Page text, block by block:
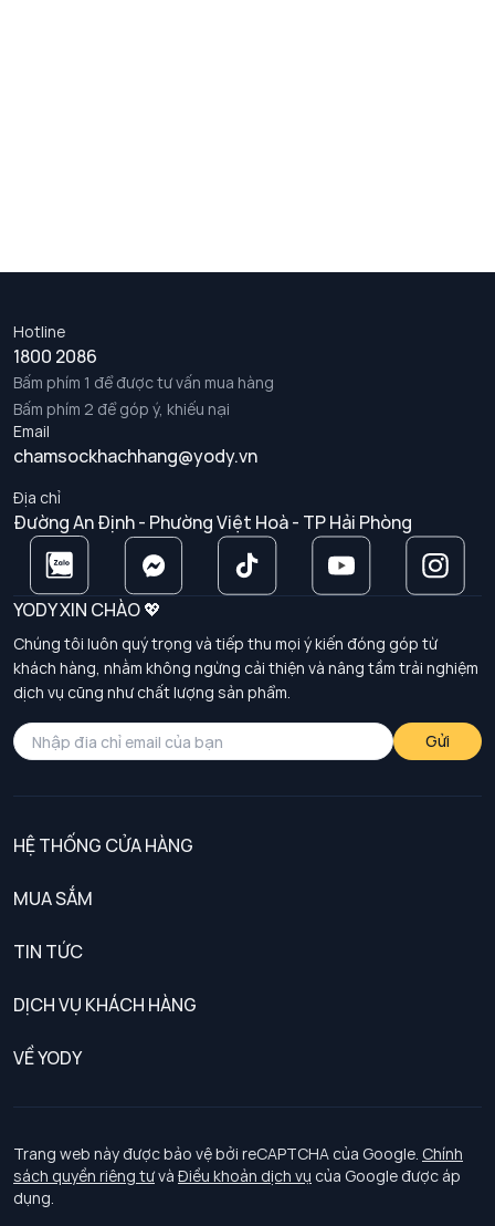
Hotline
1800 2086
Bấm phím 1 để được tư vấn mua hàng
Bấm phím 2 để góp ý, khiếu nại
Email
chamsockhachhang@yody.vn
Địa chỉ
Đường An Định - Phường Việt Hoà - TP Hải Phòng
YODY XIN CHÀO 💖
Chúng tôi luôn quý trọng và tiếp thu mọi ý kiến đóng góp từ
khách hàng, nhằm không ngừng cải thiện và nâng tầm trải nghiệm
dịch vụ cũng như chất lượng sản phẩm.
Gửi
HỆ THỐNG CỬA HÀNG
MUA SẮM
TIN TỨC
DỊCH VỤ KHÁCH HÀNG
Chính sách khách hàng thân thiết
Chính sách bảo vệ dữ liệu cá nhân
Chính sách thanh toán, giao nhận
VỀ YODY
Tuyển dụng
Trang web này được bảo vệ bởi reCAPTCHA của Google. Chính
sách quyền riêng tưvà Điều khoản dịch vụ của Google được áp
dụng.